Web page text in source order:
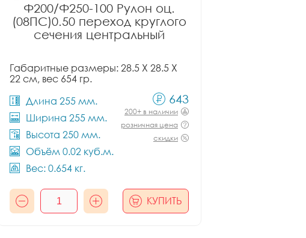
Ф200/Ф250-100 Рулон оц.
(08ПС)0.50 переход круглого
сечения центральный
Габаритные размеры: 28.5 X 28.5 X
22 см, вес 654 гр.
Длина 255 мм.
Ширина 255 мм.
Высота 250 мм.
Объём 0.02 куб.м.
Вес: 0.654 кг.
643
200+ в наличии
розничная цена
скидки
КУПИТЬ